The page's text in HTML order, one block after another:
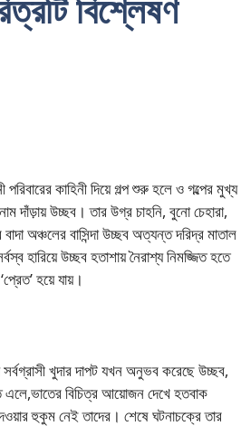
কাহিনী দিয়ে গল্প শুরু হলে ও গল্পের মুখ্য
দাঁড়ায় উচ্ছব। তার উগ্র চাহনি, বুনো চেহারা,
অঞ্চলের বাসিন্দা উচ্ছব অত্যন্ত দরিদ্র মাতাল
হারিয়ে উচ্ছব হতাশায় নৈরাশ্য নিমজ্জিত হতে
হয়ে যায়।
খুদার দাপট যখন অনুভব করেছে উচ্ছব,
এলে,ভাতের বিচিত্র আয়োজন দেখে হতবাক
হুকুম নেই তাদের। শেষে ঘটনাচক্রে তার